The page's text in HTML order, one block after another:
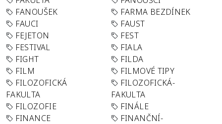
FANOUŠEK
FARMA BEZDÍNEK
FAUCI
FAUST
FEJETON
FEST
FESTIVAL
FIALA
FIGHT
FILDA
FILM
FILMOVÉ TIPY
FILOZOFICKÁ
FAKULTA
FILOZOFICKÁ-
FAKULTA
FILOZOFIE
FINÁLE
FINANCE
FINANČNÍ-